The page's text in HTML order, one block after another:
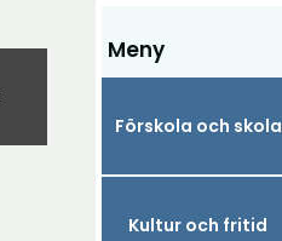
Meny
Förskola och skola
Kultur och fritid